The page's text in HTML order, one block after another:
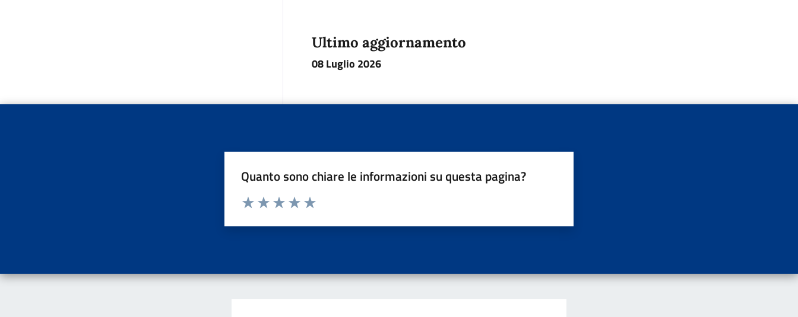
Ultimo aggiornamento
08 Luglio 2026
Quanto sono chiare le informazioni su questa pagina?
Valuta da 1 a 5 stelle la pagina